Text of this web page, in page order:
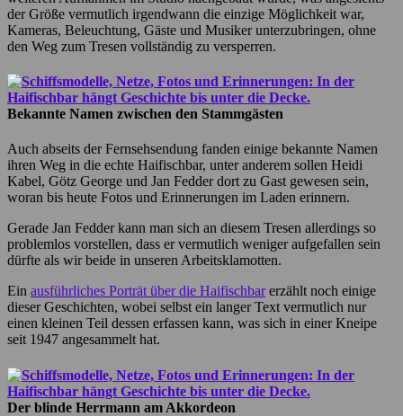
der Größe vermutlich irgendwann die einzige Möglichkeit war,
Kameras, Beleuchtung, Gäste und Musiker unterzubringen, ohne
den Weg zum Tresen vollständig zu versperren.
Bekannte Namen zwischen den Stammgästen
Auch abseits der Fernsehsendung fanden einige bekannte Namen
ihren Weg in die echte Haifischbar, unter anderem sollen Heidi
Kabel, Götz George und Jan Fedder dort zu Gast gewesen sein,
woran bis heute Fotos und Erinnerungen im Laden erinnern.
Gerade Jan Fedder kann man sich an diesem Tresen allerdings so
problemlos vorstellen, dass er vermutlich weniger aufgefallen sein
dürfte als wir beide in unseren Arbeitsklamotten.
Ein ausführliches Porträt über die Haifischbarerzählt noch einige
dieser Geschichten, wobei selbst ein langer Text vermutlich nur
einen kleinen Teil dessen erfassen kann, was sich in einer Kneipe
seit 1947 angesammelt hat.
Der blinde Herrmann am Akkordeon